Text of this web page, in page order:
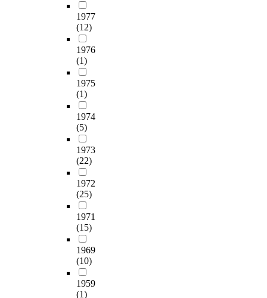
1977
(12)
1976
(1)
1975
(1)
1974
(5)
1973
(22)
1972
(25)
1971
(15)
1969
(10)
1959
(1)